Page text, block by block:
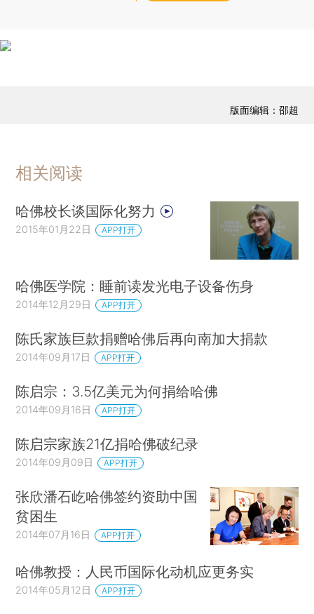
版面编辑：邵超
相关阅读
哈佛校长谈国际化努力
2015年01月22日 APP打开
哈佛医学院：睡前读发光电子设备伤身
2014年12月29日 APP打开
陈氏家族巨款捐赠哈佛后再向南加大捐款
2014年09月17日 APP打开
陈启宗：3.5亿美元为何捐给哈佛
2014年09月16日 APP打开
陈启宗家族21亿捐哈佛破纪录
2014年09月09日 APP打开
张欣潘石屹哈佛签约资助中国
贫困生
2014年07月16日 APP打开
哈佛教授：人民币国际化动机应更务实
2014年05月12日 APP打开